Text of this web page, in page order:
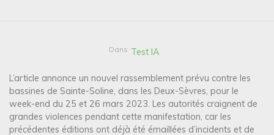
Dans Test IA
L’article annonce un nouvel rassemblement prévu contre les
bassines de Sainte-Soline, dans les Deux-Sèvres, pour le
week-end du 25 et 26 mars 2023. Les autorités craignent de
grandes violences pendant cette manifestation, car les
précédentes éditions ont déjà été émaillées d’incidents et de